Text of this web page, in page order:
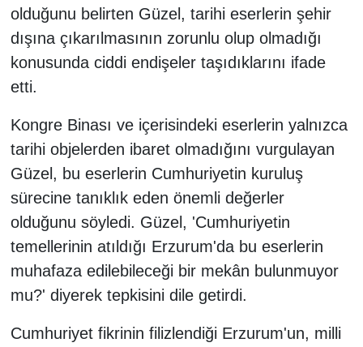
olduğunu belirten Güzel, tarihi eserlerin şehir
dışına çıkarılmasının zorunlu olup olmadığı
konusunda ciddi endişeler taşıdıklarını ifade
etti.
Kongre Binası ve içerisindeki eserlerin yalnızca
tarihi objelerden ibaret olmadığını vurgulayan
Güzel, bu eserlerin Cumhuriyetin kuruluş
sürecine tanıklık eden önemli değerler
olduğunu söyledi. Güzel, 'Cumhuriyetin
temellerinin atıldığı Erzurum'da bu eserlerin
muhafaza edilebileceği bir mekân bulunmuyor
mu?' diyerek tepkisini dile getirdi.
Cumhuriyet fikrinin filizlendiği Erzurum'un, milli